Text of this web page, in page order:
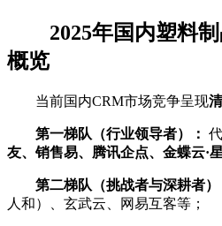
2025年国内塑料
概览
当前国内CRM市场竞争呈现
第一梯队（行业领导者）：
友、销售易、腾讯企点、金蝶云·
第二梯队（挑战者与深耕者）
人和）、玄武云、网易互客等；